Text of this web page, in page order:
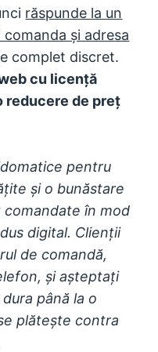
răspunde la un
și adresa
complet discret.
cu licență
reducere de preț
pentru
și o bunăstare
în mod
digital. Clienții
de comandă,
și așteptați
până la o
plătește contra